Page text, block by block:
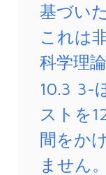
基づい
これは
科学理
10.3 3-
ストを
間をか
ません。